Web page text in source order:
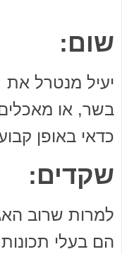
שום:
יעיל מנטרל את
בשר, או
כדאי באופן
שקדים:
למרות שרוב
הם בעלי